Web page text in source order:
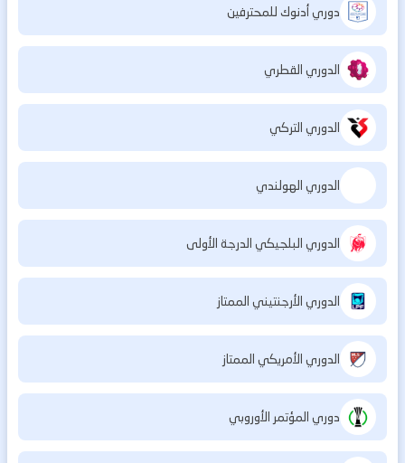
دوري أدنوك للمحترفين
الدوري القطري
الدوري التركي
الدوري الهولندي
الدوري البلجيكي الدرجة الأولى
الدوري الأرجنتيني الممتاز
الدوري الأمريكي الممتاز
دوري المؤتمر الأوروبي